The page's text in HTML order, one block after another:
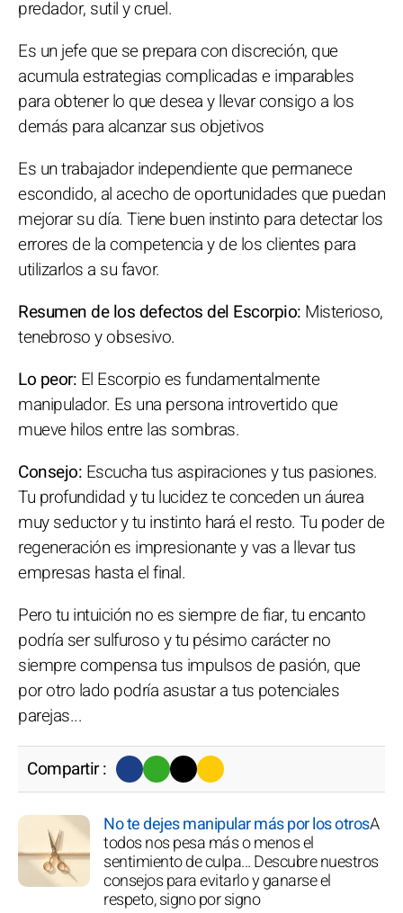
predador, sutil y cruel.
Es un jefe que se prepara con discreción, que
acumula estrategias complicadas e imparables
para obtener lo que desea y llevar consigo a los
demás para alcanzar sus objetivos
Es un trabajador independiente que permanece
escondido, al acecho de oportunidades que puedan
mejorar su día. Tiene buen instinto para detectar los
errores de la competencia y de los clientes para
utilizarlos a su favor.
Resumen de los defectos del Escorpio: Misterioso,
tenebroso y obsesivo.
Lo peor: El Escorpio es fundamentalmente
manipulador. Es una persona introvertido que
mueve hilos entre las sombras.
Consejo: Escucha tus aspiraciones y tus pasiones.
Tu profundidad y tu lucidez te conceden un áurea
muy seductor y tu instinto hará el resto. Tu poder de
regeneración es impresionante y vas a llevar tus
empresas hasta el final.
Pero tu intuición no es siempre de fiar, tu encanto
podría ser sulfuroso y tu pésimo carácter no
siempre compensa tus impulsos de pasión, que
por otro lado podría asustar a tus potenciales
parejas...
Compartir :
No te dejes manipular más por los otrosA
todos nos pesa más o menos el
sentimiento de culpa... Descubre nuestros
consejos para evitarlo y ganarse el
respeto, signo por signo